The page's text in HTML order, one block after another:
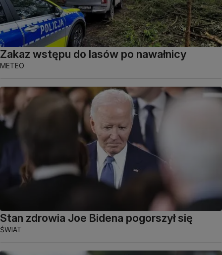
Zakaz wstępu do lasów po nawałnicy
METEO
Stan zdrowia Joe Bidena pogorszył się
ŚWIAT